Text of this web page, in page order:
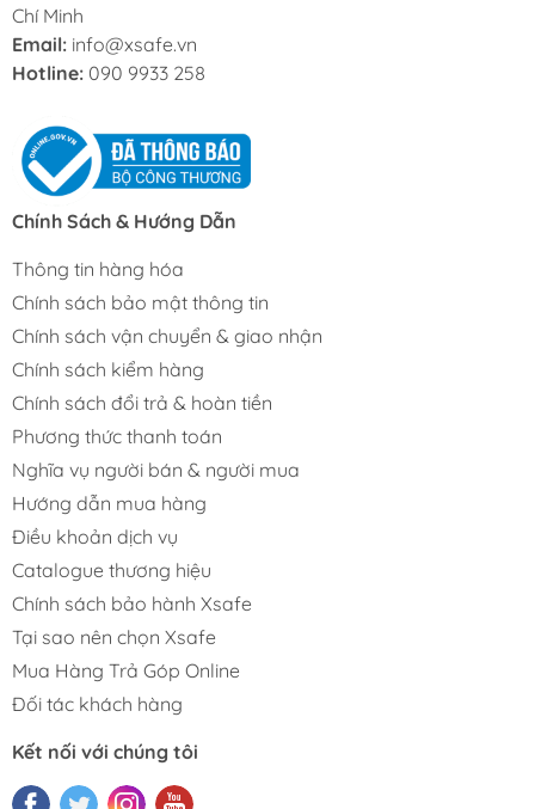
Chí Minh
Email: info@xsafe.vn
Hotline: 090 9933 258
Chính Sách & Hướng Dẫn
Thông tin hàng hóa
Chính sách bảo mật thông tin
Chính sách vận chuyển & giao nhận
Chính sách kiểm hàng
Chính sách đổi trả & hoàn tiền
Phương thức thanh toán
Nghĩa vụ người bán & người mua
Hướng dẫn mua hàng
Điều khoản dịch vụ
Catalogue thương hiệu
Chính sách bảo hành Xsafe
Tại sao nên chọn Xsafe
Mua Hàng Trả Góp Online
Đối tác khách hàng
Kết nối với chúng tôi